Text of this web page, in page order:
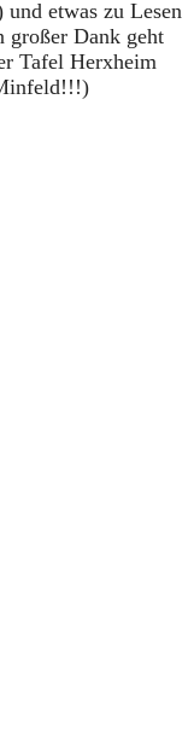
etwas zu Lesen
großer Dank geht
Tafel Herxheim